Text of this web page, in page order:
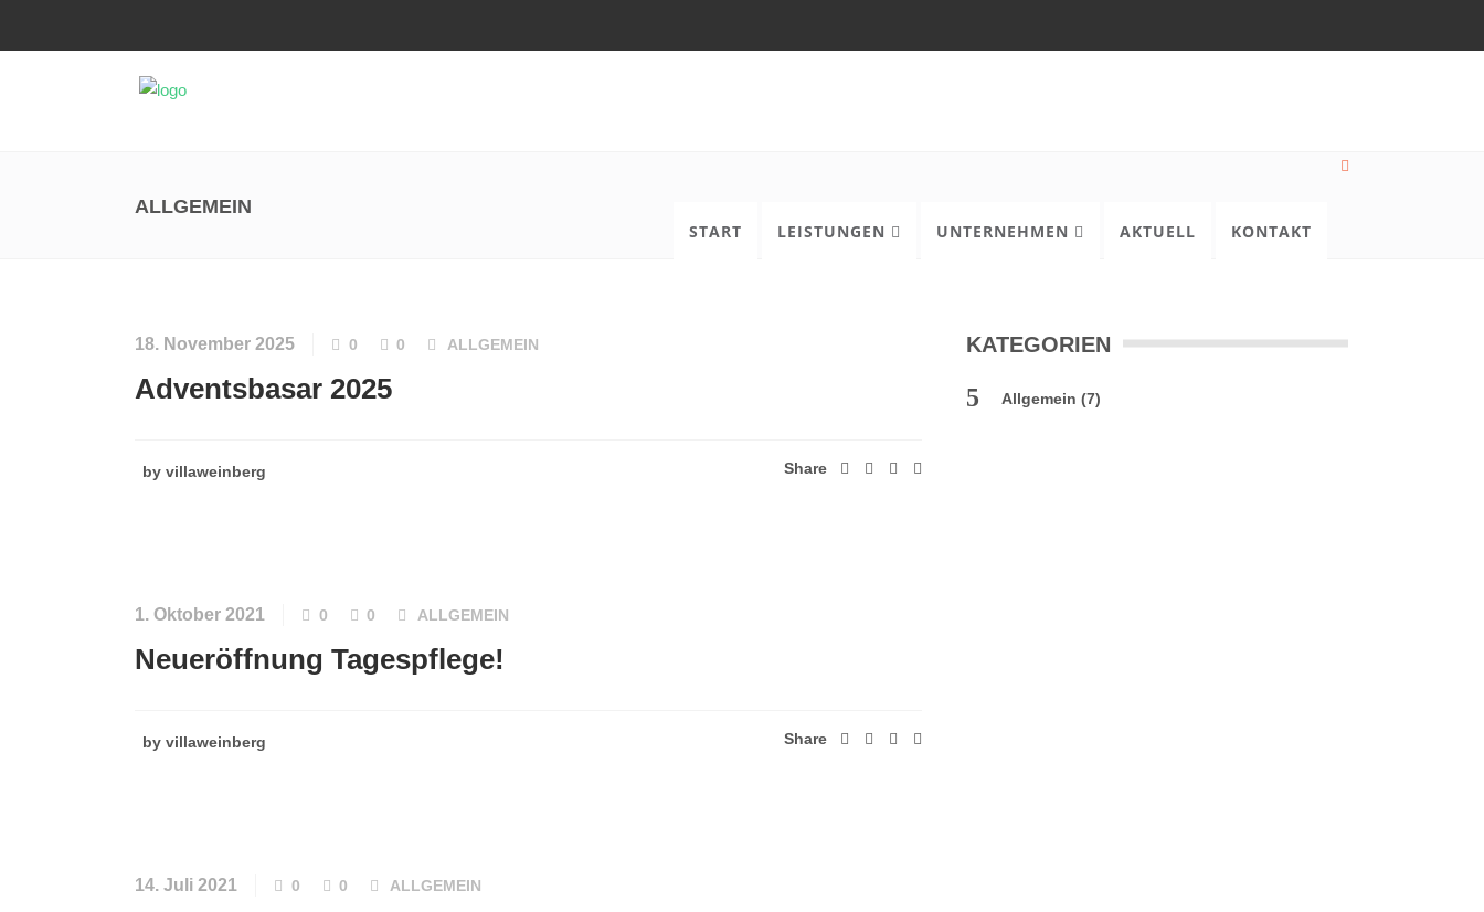
START LEISTUNGEN UNTERNEHMEN AKTUELL KONTAKT
ALLGEMEIN
18. November 2025 0 0 ALLGEMEIN
Adventsbasar 2025
by villaweinberg Share
1. Oktober 2021 0 0 ALLGEMEIN
Neueröffnung Tagespflege!
by villaweinberg Share
14. Juli 2021 0 0 ALLGEMEIN
KATEGORIEN
Allgemein (7)